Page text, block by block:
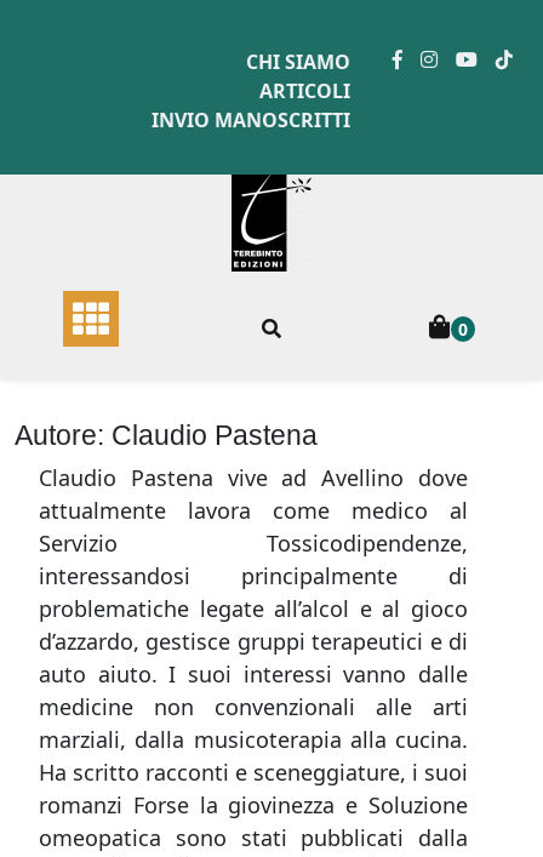
CHI SIAMO
ARTICOLI
INVIO MANOSCRITTI
0
Autore: Claudio Pastena
Claudio Pastena vive ad Avellino dove
attualmente lavora come medico al
Servizio Tossicodipendenze,
interessandosi principalmente di
problematiche legate all’alcol e al gioco
d’azzardo, gestisce gruppi terapeutici e di
auto aiuto. I suoi interessi vanno dalle
medicine non convenzionali alle arti
marziali, dalla musicoterapia alla cucina.
Ha scritto racconti e sceneggiature, i suoi
romanzi Forse la giovinezza e Soluzione
omeopatica sono stati pubblicati dalla